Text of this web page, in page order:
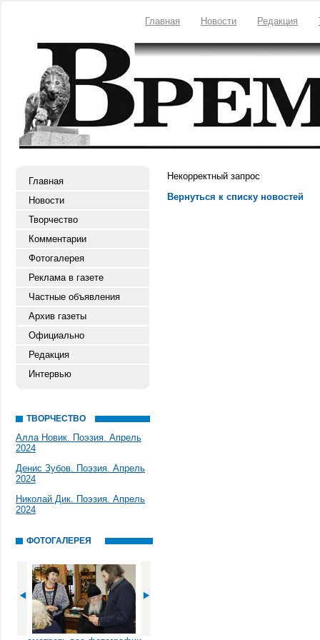
Главная Новости Редакция
Главная
Новости
Творчество
Комментарии
Фотогалерея
Реклама в газете
Частные объявления
Архив газеты
Официально
Редакция
Интервью
ТВОРЧЕСТВО
Алла Новик. Поэзия. Апрель
2024
Денис Зубов. Поэзия. Апрель
2024
Николай Дик. Поэзия. Апрель
2024
ФОТОГАЛЕРЕЯ
Некорректный запрос
Вернуться к списку новостей